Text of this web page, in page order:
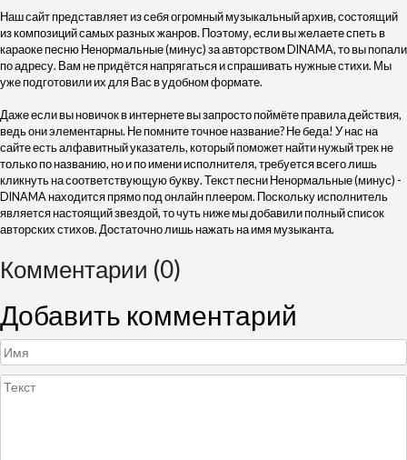
Наш сайт представляет из себя огромный музыкальный архив, состоящий
из композиций самых разных жанров. Поэтому, если вы желаете спеть в
караоке песню Ненормальные (минус) за авторством DINAMA, то вы попали
по адресу. Вам не придётся напрягаться и спрашивать нужные стихи. Мы
уже подготовили их для Вас в удобном формате.
Даже если вы новичок в интернете вы запросто поймёте правила действия,
ведь они элементарны. Не помните точное название? Не беда! У нас на
сайте есть алфавитный указатель, который поможет найти нужый трек не
только по названию, но и по имени исполнителя, требуется всего лишь
кликнуть на соответствующую букву. Текст песни Ненормальные (минус) -
DINAMA находится прямо под онлайн плеером. Поскольку исполнитель
является настоящий звездой, то чуть ниже мы добавили полный список
авторских стихов. Достаточно лишь нажать на имя музыканта.
Комментарии (0)
Добавить комментарий